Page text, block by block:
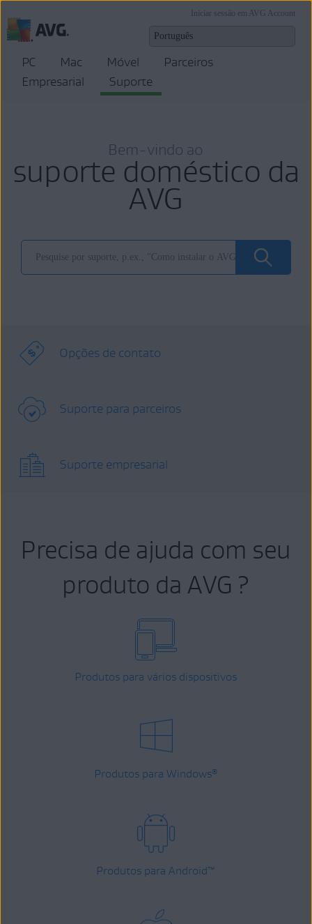
Iniciar sessão em AVG Account
PC Mac Móvel
Parceiros
Empresarial
Suporte
Bem-vindo ao
suporte doméstico da
AVG
Opções de contato
Suporte para parceiros
Suporte empresarial
Precisa de ajuda com seu
produto da AVG ?
Produtos para vários dispositivos
Produtos para Windows®
Produtos para Android™